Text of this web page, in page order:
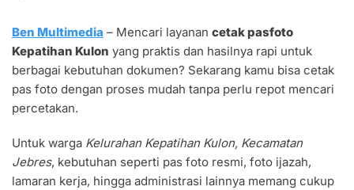
KEPATIHAN
KULON
UNTUK
FORMAL
Ben Multimedia – Mencari layanan cetak pasfoto
Kepatihan Kulon yang praktis dan hasilnya rapi untuk
berbagai kebutuhan dokumen? Sekarang kamu bisa cetak
pas foto dengan proses mudah tanpa perlu repot mencari
percetakan.
Untuk warga Kelurahan Kepatihan Kulon, Kecamatan
Jebres, kebutuhan seperti pas foto resmi, foto ijazah,
lamaran kerja, hingga administrasi lainnya memang cukup